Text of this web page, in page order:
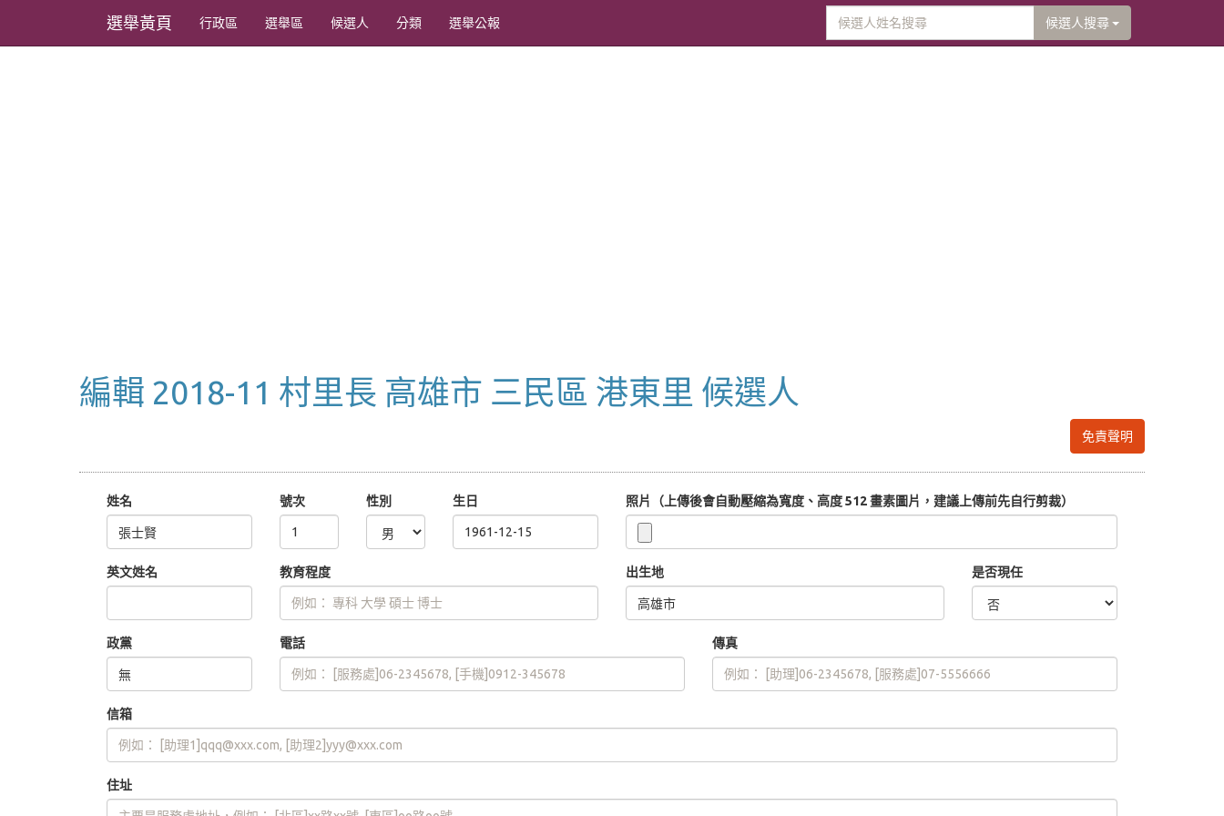
選舉黃頁 行政區 選舉區 候選人 分類 選舉公報 候選人搜尋
編輯 2018-11 村里長 高雄市 三民區 港東里 候選人
免責聲明
姓名 號次 性別 生日 照片（上傳後會自動壓縮為寬度、高度 512 畫素圖片，建議上傳前先自行剪裁）
英文姓名 教育程度 出生地 是否現任
政黨 電話 傳真
信箱
住址